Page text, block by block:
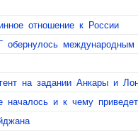
отношение к России
обернулось международным
на задании Анкары и
началось и к чему приведет